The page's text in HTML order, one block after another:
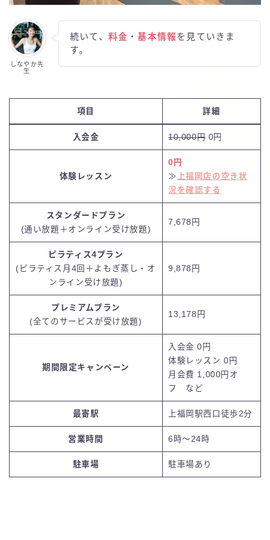
しなやか先
生
続いて、 料金 ・基本情報を見ていきま
す。
項目 詳細
入会金 10,000円0円
体験レッスン
0円
≫上福岡店の空き状
況を確認する
スタンダードプラン
(通い放題＋オンライン受け放題)
7,678円
ピラティス4プラン
(ピラティス月4回＋よもぎ蒸し・オ
ンライン受け放題)
9,878円
プレミアムプラン
(全てのサービスが受け放題)
13,178円
期間限定キャンペーン
入会金 0円
体験レッスン 0円
月会費 1,000円オ
フ
など
最寄駅 上福岡駅西口徒歩2分
営業時間 6時〜24時
駐車場 駐車場あり